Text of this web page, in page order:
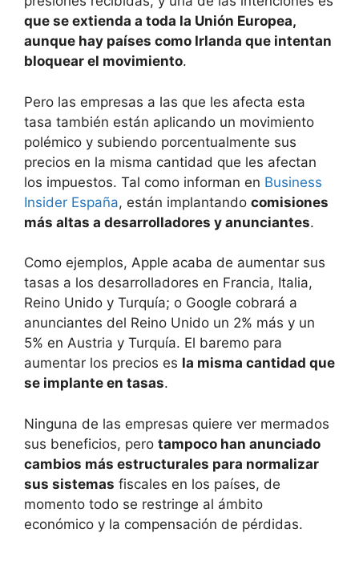
que se extienda a toda la Unión Europea,
aunque hay países como Irlanda que intentan
bloquear el movimiento.
Pero las empresas a las que les afecta esta
tasa también están aplicando un movimiento
polémico y subiendo porcentualmente sus
precios en la misma cantidad que les afectan
los impuestos. Tal como informan en Business
Insider España, están implantando comisiones
más altas a desarrolladores y anunciantes.
Como ejemplos, Apple acaba de aumentar sus
tasas a los desarrolladores en Francia, Italia,
Reino Unido y Turquía; o Google cobrará a
anunciantes del Reino Unido un 2% más y un
5% en Austria y Turquía. El baremo para
aumentar los precios es la misma cantidad que
se implante en tasas.
Ninguna de las empresas quiere ver mermados
sus beneficios, pero tampoco han anunciado
cambios más estructurales para normalizar
sus sistemas fiscales en los países, de
momento todo se restringe al ámbito
económico y la compensación de pérdidas.